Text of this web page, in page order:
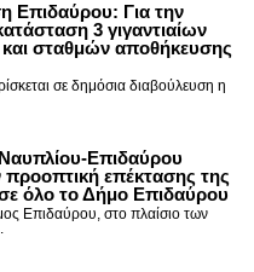
Επιδαύρου: Για την
3 γιγαντιαίων
σταθμών αποθήκευσης
σε δημόσια διαβούλευση η
Επιδαύρου
επέκτασης της
όλο το Δήμο Επιδαύρου
Επιδαύρου, στο πλαίσιο των